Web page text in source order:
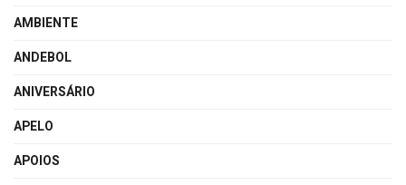
AMBIENTE
ANDEBOL
ANIVERSÁRIO
APELO
APOIOS